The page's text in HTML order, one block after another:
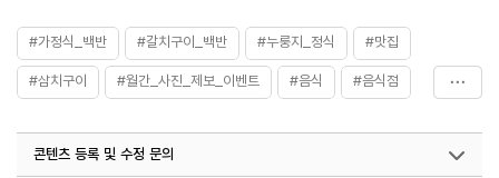
#가정식_백반 #갈치구이_백반 #누룽지_정식 #맛집
#삼치구이 #월간_사진_제보_이벤트 #음식 #음식점
콘텐츠 등록 및 수정 문의